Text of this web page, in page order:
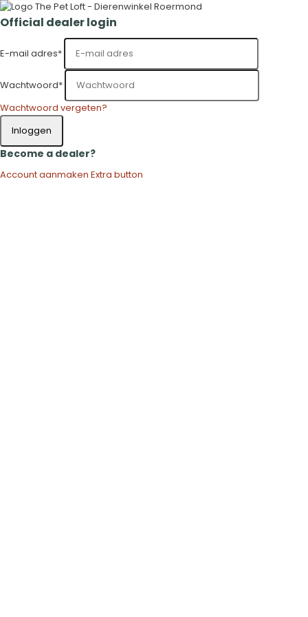
Official dealer login
E-mail adres*
Wachtwoord*
Wachtwoord vergeten?
Inloggen
Become a dealer?
Account aanmaken Extra button